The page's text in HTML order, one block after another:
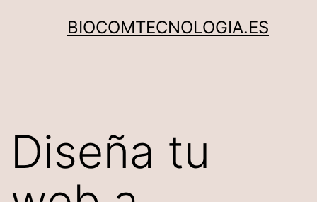
BIOCOMTECNOLOGIA.ES
Diseña tu